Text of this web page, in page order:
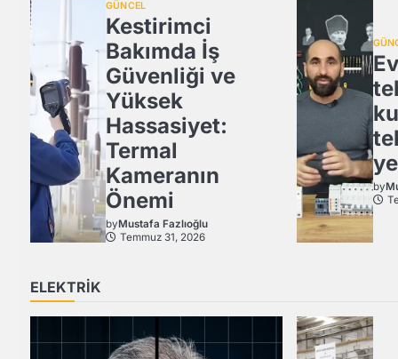
GÜNCEL
Kestirimci
Bakımda İş
Güvenliği ve
Yüksek
Hassasiyet:
Termal
Kameranın
Önemi
byMustafa Fazlıoğlu
Temmuz 31, 2026
by
ELEKTRİK